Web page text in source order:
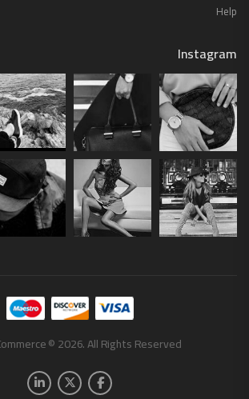
Help
Instagram
© 2026. All Rights Reserved